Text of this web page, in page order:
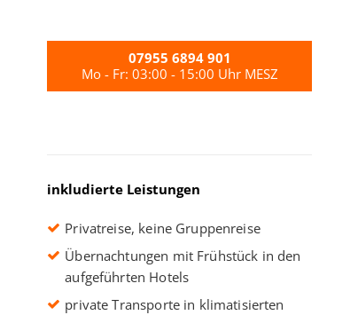
07955 6894 901
Mo - Fr: 03:00 - 15:00 Uhr MESZ
inkludierte Leistungen
Privatreise, keine Gruppenreise
Übernachtungen mit Frühstück in den
aufgeführten Hotels
private Transporte in klimatisierten